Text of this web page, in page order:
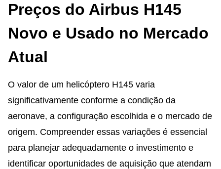
Preços do Airbus H145
Novo e Usado no Mercado
Atual
O valor de um helicóptero H145 varia
significativamente conforme a condição da
aeronave, a configuração escolhida e o mercado de
origem. Compreender essas variações é essencial
para planejar adequadamente o investimento e
identificar oportunidades de aquisição que atendam